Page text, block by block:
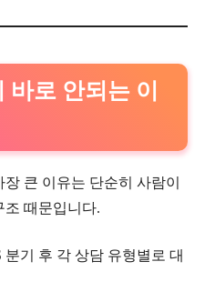
로 안되는 이
큰 이유는 단순히 사람이
조 때문입니다.
기 후 각 상담 유형별로 대